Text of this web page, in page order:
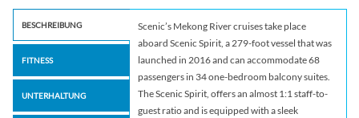
BESCHREIBUNG
FITNESS
UNTERHALTUNG
Scenic’s Mekong River cruises take place
aboard Scenic Spirit, a 279-foot vessel that was
launched in 2016 and can accommodate 68
passengers in 34 one-bedroom balcony suites.
The Scenic Spirit, offers an almost 1:1 staff-to-
guest ratio and is equipped with a sleek